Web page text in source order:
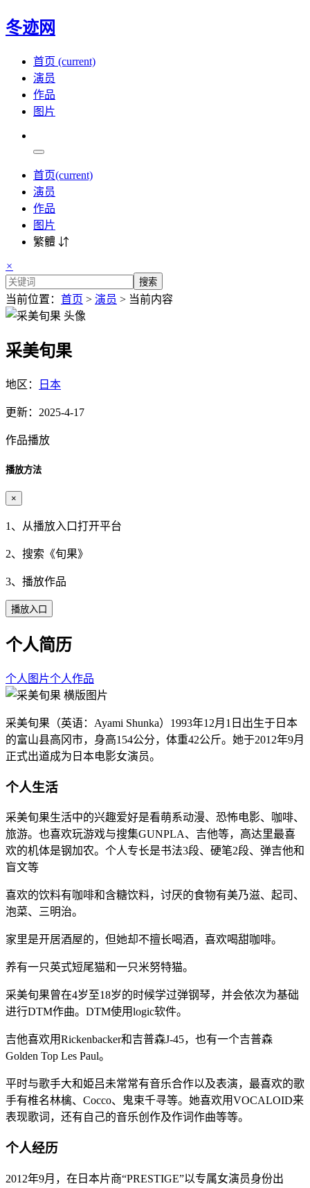
冬迹网
首页 (current)
演员
作品
图片
首页(current)
演员
作品
图片
繁體 ⇵
×
搜索
当前位置： 首页 > 演员 > 当前内容
采美旬果
地区： 日本
更新：2025-4-17
作品播放
播放方法
×
1、从播放入口打开平台
2、搜索《旬果》
3、播放作品
播放入口
个人简历
个人图片个人作品
采美旬果（英语：Ayami Shunka）1993年12月1日出生于日本
的富山县高冈市，身高154公分，体重42公斤。她于2012年9月
正式出道成为日本电影女演员。
个人生活
采美旬果生活中的兴趣爱好是看萌系动漫、恐怖电影、咖啡、
旅游。也喜欢玩游戏与搜集GUNPLA、吉他等，高达里最喜
欢的机体是钢加农。个人专长是书法3段、硬笔2段、弹吉他和
盲文等
喜欢的饮料有咖啡和含糖饮料，讨厌的食物有美乃滋、起司、
泡菜、三明治。
家里是开居酒屋的，但她却不擅长喝酒，喜欢喝甜咖啡。
养有一只英式短尾猫和一只米努特猫。
采美旬果曾在4岁至18岁的时候学过弹钢琴，并会依次为基础
进行DTM作曲。DTM使用logic软件。
吉他喜欢用Rickenbacker和吉普森J-45，也有一个吉普森
Golden Top Les Paul。
平时与歌手大和姫吕未常常有音乐合作以及表演，最喜欢的歌
手有椎名林檎、Cocco、鬼束千寻等。她喜欢用VOCALOID来
表现歌词，还有自己的音乐创作及作词作曲等等。
个人经历
2012年9月，在日本片商“PRESTIGE”以专属女演员身份出